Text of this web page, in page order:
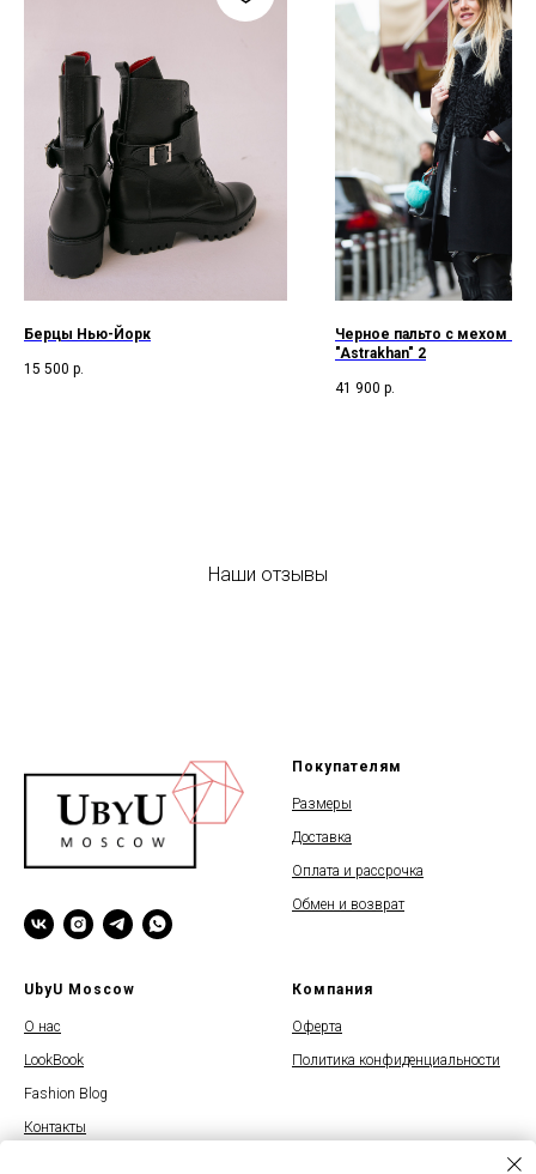
Берцы Нью-Йорк
15 500 р.
Черное пальто с мехом
"Astrakhan" 2
41 900 р.
Наши отзывы
Покупателям
Размеры
Доставка
Оплата и рассрочка
Обмен и возврат
UbyU Moscow
О нас
LookBook
Fashion Blog
Контакты
Компания
Оферта
Политика конфиденциальности